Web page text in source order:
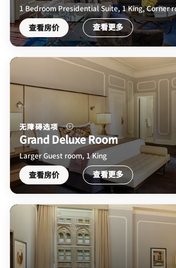
1 Bedroom Presidential Suite, 1 King, Corner
查看房价 查看更多
无障碍选项
Grand Deluxe Room
Larger Guest room, 1 King
查看房价 查看更多